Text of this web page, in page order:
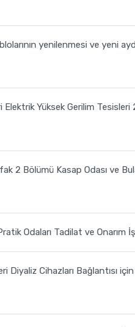
yenilenmesi ve yeni
Elektrik Yüksek Gerilim Tesisleri
2 Bölümü Kasap Odası ve
Odaları Tadilat ve Onarım
Cihazları Bağlantısı